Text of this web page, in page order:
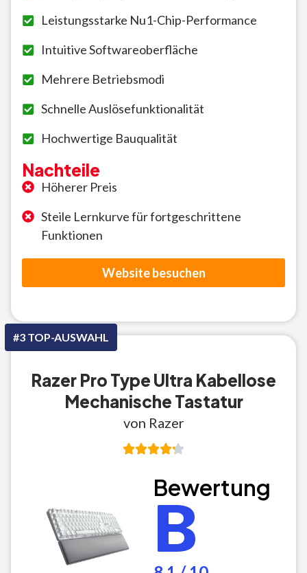
Leistungsstarke Nu1-Chip-Performance
Intuitive Softwareoberfläche
Mehrere Betriebsmodi
Schnelle Auslösefunktionalität
Hochwertige Bauqualität
Nachteile
Höherer Preis
Steile Lernkurve für fortgeschrittene
Funktionen
Website besuchen
#3 TOP-AUSWAHL
Razer Pro Type Ultra Kabellose
Mechanische Tastatur
von Razer
Bewertung
B